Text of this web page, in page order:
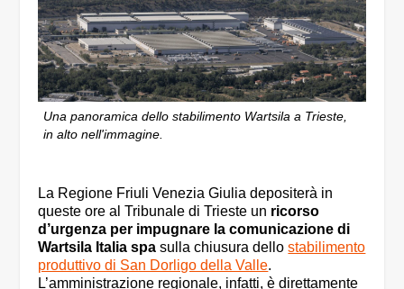
Una panoramica dello stabilimento Wartsila a Trieste,
in alto nell'immagine.
La Regione Friuli Venezia Giulia depositerà in
queste ore al Tribunale di Trieste un ricorso
d’urgenza per impugnare la comunicazione di
Wartsila Italia spa sulla chiusura dellostabilimento
produttivo di San Dorligo della Valle.
L’amministrazione regionale, infatti, è direttamente